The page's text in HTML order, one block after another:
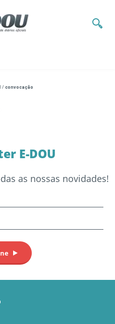
/ convocação
E-DOU
as nossas novidades!